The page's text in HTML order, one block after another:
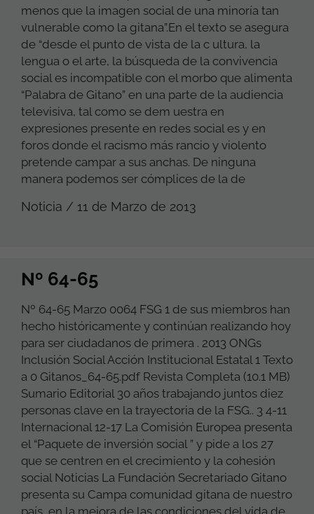
menos que la imagen social de una minoría tan
vulnerable como la gitana”.En el texto se asegura
de “desde el punto de vista de la c ultura, la
lengua o el arte, la búsqueda de la convivencia
social es incompatible con el morbo que alimenta
“Palabra de Gitano” en una parte de la audiencia
televisiva, tal como se dem uestra en
expresiones presente en redes social es y en
foros donde el racismo más rancio y violento
pretende campar a sus anchas. De ninguna
manera podemos ser cómplices de la de
Noticia / 11 de Marzo de 2013
Nº 64-65
Nº 64-65 Marzo 0064 FSG 1 de sus miembros han
hecho históricamente y continúan realizando hoy
para ser ciudadanos de primera . 2013 ONGs
Inclusión Social Acción Institucional Estatal 1 Texto
a 0 Gitanos_64-65.pdf Revista Completa (10.1 MB)
Sumario Editorial 30 años trabajando juntos diez
personas clave en la trayectoria de la FSG.. 3 4-11
Internacional 12-17 La Comisión Europea presenta
el “Paquete de inversión social ” y pide a los 27
que se centren en el crecimiento y la cohesión
social Noticias La Fundación Secretariado Gitano
presenta su Campa comunidad gitana de nuestro
país, en la mejora de las condiciones del vida de